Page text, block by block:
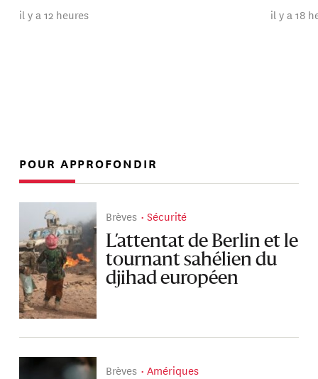
il y a 12 heures il y a 18
POUR APPROFONDIR
Brèves Sécurité
L’attentat de Berlin et le
tournant sahélien du
djihad européen
Brèves Amériques